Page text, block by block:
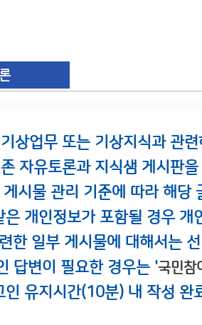
상업무 또는 기상지식과 관
자유토론과 지식샘 게시판
시물 관리 기준에 따라 해당
개인정보가 포함될 경우
한 일부 게시물에 대해서는
답변이 필요한 경우는 '국민참
인 유지시간(10분) 내 작성 완